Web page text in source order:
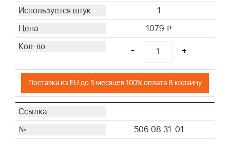
1
1079 i
- +
Поставка из EU до 5 месяцев 100% оплата В корзину
506 08 31-01